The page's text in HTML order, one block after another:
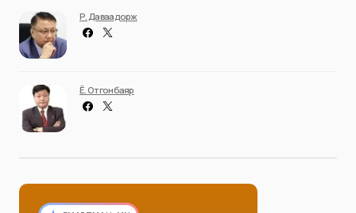
Р. Даваадорж
Ё. Отгонбаяр